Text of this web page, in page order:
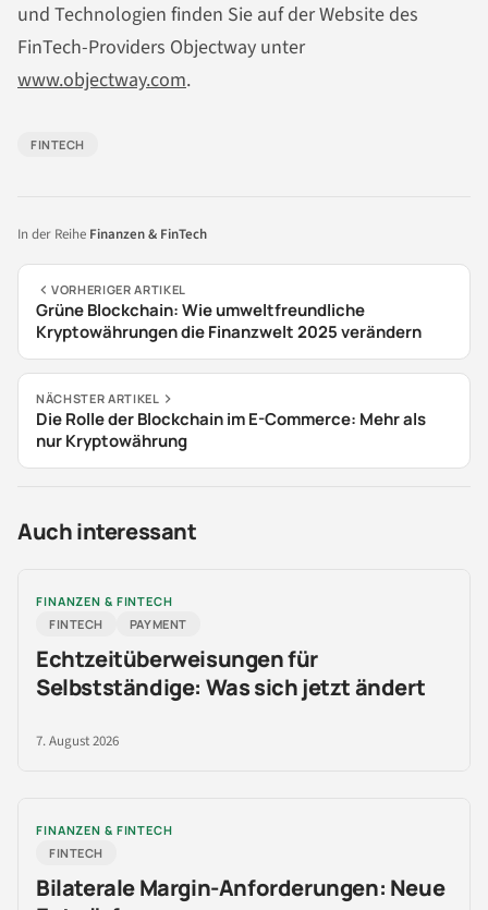
und Technologien finden Sie auf der Website des
FinTech-Providers Objectway unter
www.objectway.com.
FINTECH
In der Reihe Finanzen & FinTech
VORHERIGER ARTIKEL
Grüne Blockchain: Wie umweltfreundliche
Kryptowährungen die Finanzwelt 2025 verändern
NÄCHSTER ARTIKEL
Die Rolle der Blockchain im E-Commerce: Mehr als
nur Kryptowährung
Auch interessant
FINANZEN & FINTECH
FINTECH
PAYMENT
Echtzeitüberweisungen für
Selbstständige: Was sich jetzt ändert
7. August 2026
FINANZEN & FINTECH
FINTECH
Bilaterale Margin-Anforderungen: Neue